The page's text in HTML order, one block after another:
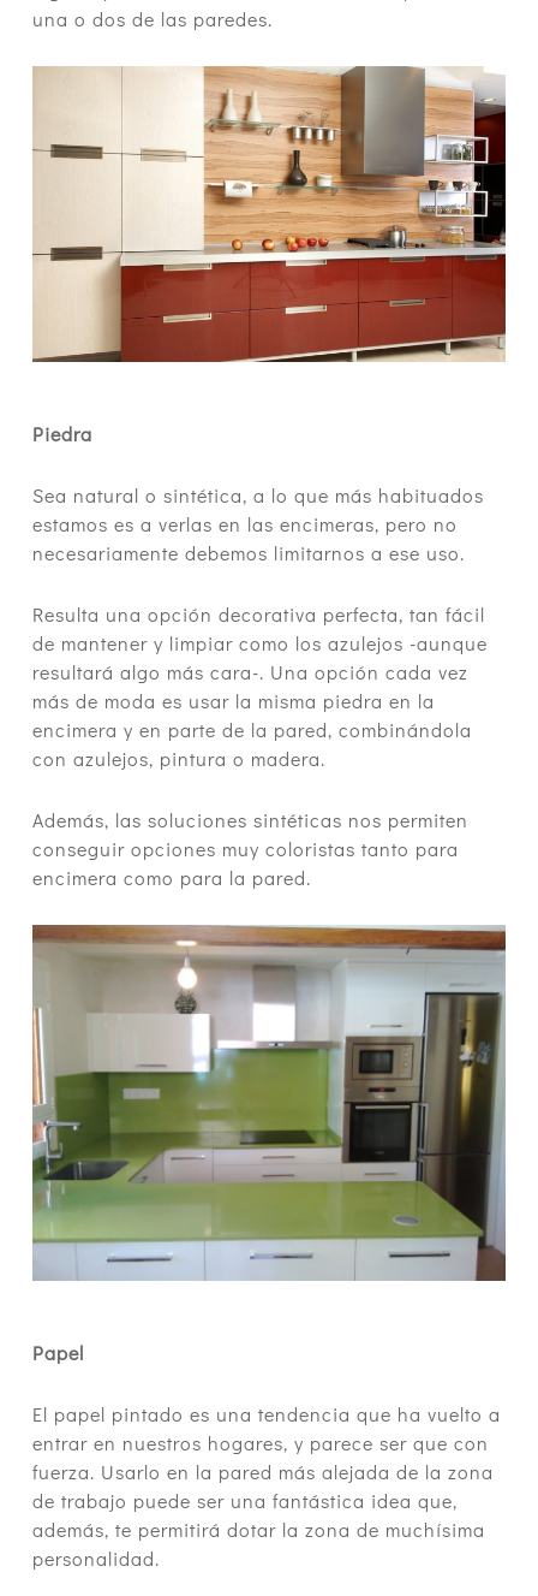
una o dos de las paredes.
Piedra
Sea natural o sintética, a lo que más habituados
estamos es a verlas en las encimeras, pero no
necesariamente debemos limitarnos a ese uso.
Resulta una opción decorativa perfecta, tan fácil
de mantener y limpiar como los azulejos -aunque
resultará algo más cara-. Una opción cada vez
más de moda es usar la misma piedra en la
encimera y en parte de la pared, combinándola
con azulejos, pintura o madera.
Además, las soluciones sintéticas nos permiten
conseguir opciones muy coloristas tanto para
encimera como para la pared.
Papel
El papel pintado es una tendencia que ha vuelto a
entrar en nuestros hogares, y parece ser que con
fuerza. Usarlo en la pared más alejada de la zona
de trabajo puede ser una fantástica idea que,
además, te permitirá dotar la zona de muchísima
personalidad.